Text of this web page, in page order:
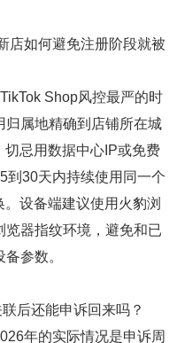
店如何避免注册阶段就被
Shop风控最严的时
归属地精确到店铺所在城
切忌用数据中心IP或免费
到30天内持续使用同一个
。设备端建议使用火豹浏
览器指纹环境，避免和已
参数。
后还能申诉回来吗？
年的实际情况是申诉周